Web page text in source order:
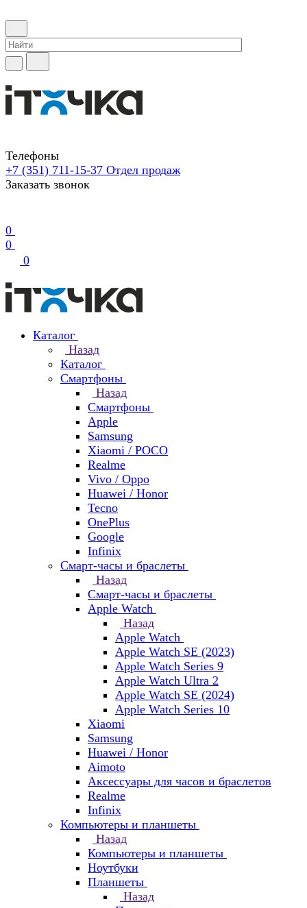
Телефоны
+7 (351) 711-15-37 Отдел продаж
Заказать звонок
0
0
0
Каталог
Назад
Каталог
Смартфоны
Назад
Смартфоны
Apple
Samsung
Xiaomi / POCO
Realme
Vivo / Oppo
Huawei / Honor
Tecno
OnePlus
Google
Infinix
Смарт-часы и браслеты
Назад
Смарт-часы и браслеты
Apple Watch
Назад
Apple Watch
Apple Watch SE (2023)
Apple Watch Series 9
Apple Watch Ultra 2
Apple Watch SE (2024)
Apple Watch Series 10
Xiaomi
Samsung
Huawei / Honor
Aimoto
Аксессуары для часов и браслетов
Realme
Infinix
Компьютеры и планшеты
Назад
Компьютеры и планшеты
Ноутбуки
Планшеты
Назад